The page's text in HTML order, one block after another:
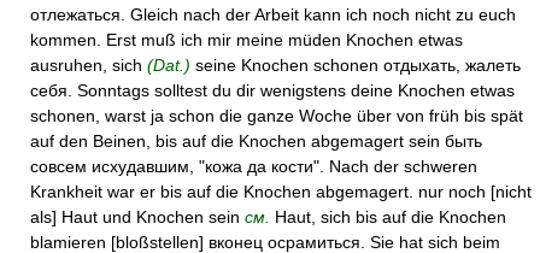
отлежаться. Gleich nach der Arbeit kann ich noch nicht zu euch
kommen. Erst muß ich mir meine müden Knochen etwas
ausruhen, sich (Dat.) seine Knochen schonen отдыхать, жалеть
себя. Sonntags solltest du dir wenigstens deine Knochen etwas
schonen, warst ja schon die ganze Woche über von früh bis spät
auf den Beinen, bis auf die Knochen abgemagert sein быть
совсем исхудавшим, "кожа да кости". Nach der schweren
Krankheit war er bis auf die Knochen abgemagert. nur noch [nicht
als] Haut und Knochen sein см. Haut, sich bis auf die Knochen
blamieren [bloßstellen] вконец осрамиться. Sie hat sich beim